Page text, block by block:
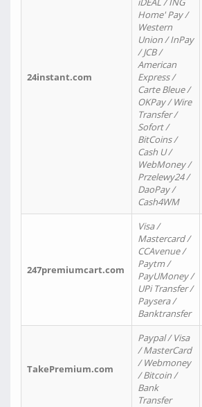
24instant.com
Home' Pay /
Western
Union / InPay
/ JCB /
American
Express /
Carte Bleue /
OKPay / Wire
Transfer /
Sofort /
BitCoins /
Cash U /
WebMoney /
Przelewy24 /
DaoPay /
Cash4WM
247premiumcart.com
Visa /
Mastercard /
CCAvenue /
Paytm /
PayUMoney /
UPi Transfer /
Paysera /
Banktransfer
TakePremium.com
Paypal / Visa
/ MasterCard
/ Webmoney
/ Bitcoin /
Bank
Transfer